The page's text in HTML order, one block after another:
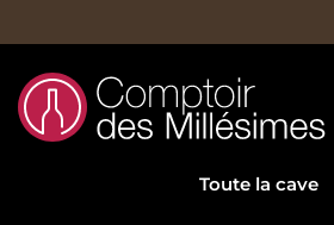
Toute la cave